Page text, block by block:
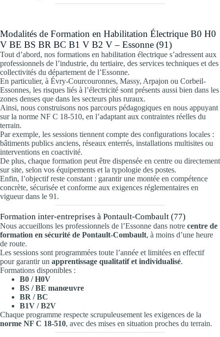
Modalités de Formation en Habilitation Électrique B0 H0
V BE BS BR BC B1 V B2 V – Essonne (91)
Tout d’abord, nos formations en habilitation électrique s’adressent aux
professionnels de l’industrie, du tertiaire, des services techniques et des
collectivités du département de l’Essonne.
En particulier, à Évry-Courcouronnes, Massy, Arpajon ou Corbeil-
Essonnes, les risques liés à l’électricité sont présents aussi bien dans les
zones denses que dans les secteurs plus ruraux.
Ainsi, nous construisons nos parcours pédagogiques en nous appuyant
sur la norme NF C 18-510, en l’adaptant aux contraintes réelles du
terrain.
Par exemple, les sessions tiennent compte des configurations locales :
bâtiments publics anciens, réseaux enterrés, installations multisites ou
interventions en coactivité.
De plus, chaque formation peut être dispensée en centre ou directement
sur site, selon vos équipements et la typologie des postes.
Enfin, l’objectif reste constant : garantir une montée en compétence
concrète, sécurisée et conforme aux exigences réglementaires en
vigueur dans le 91.
Formation inter-entreprises à Pontault-Combault (77)
Nous accueillons les professionnels de l’Essonne dans notre centre de
formation en sécurité de Pontault-Combault, à moins d’une heure
de route.
Les sessions sont programmées toute l’année et limitées en effectif
pour garantir un apprentissage qualitatif et individualisé.
Formations disponibles :
B0 / H0V
BS / BE manœuvre
BR / BC
B1V / B2V
Chaque programme respecte scrupuleusement les exigences de la
norme NF C 18-510, avec des mises en situation proches du terrain.